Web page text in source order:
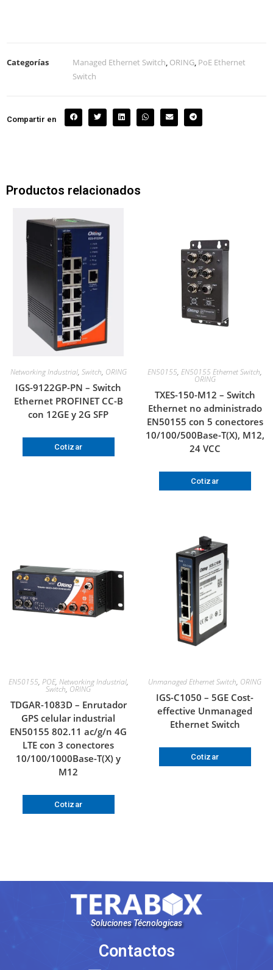
Categorías Managed Ethernet Switch ORING PoE Ethernet
Switch
Compartir en
Productos relacionados
Networking Industrial, Switch, ORING
IGS-9122GP-PN – Switch
Ethernet PROFINET CC-B
con 12GE y 2G SFP
Cotizar
EN50155, EN50155 Ethernet Switch,
ORING
TXES-150-M12 – Switch
Ethernet no administrado
EN50155 con 5 conectores
10/100/500Base-T(X), M12,
24 VCC
Cotizar
EN50155, POE, Networking Industrial,
Switch, ORING
TDGAR-1083D – Enrutador
GPS celular industrial
EN50155 802.11 ac/g/n 4G
LTE con 3 conectores
10/100/1000Base-T(X) y
M12
Cotizar
Unmanaged Ethernet Switch, ORING
IGS-C1050 – 5GE Cost-
effective Unmanaged
Ethernet Switch
Cotizar
Soluciones Técnologicas
Contactos